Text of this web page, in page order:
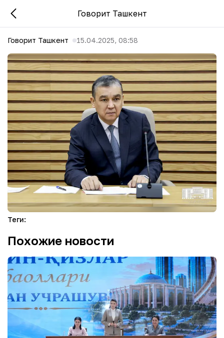
Говорит Ташкент
Говорит Ташкент 15.04.2025, 08:58
Теги:
Похожие новости